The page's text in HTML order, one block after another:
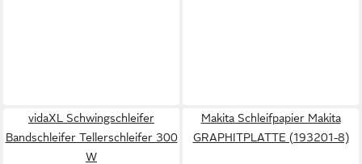
vidaXL Schwingschleifer
Bandschleifer Tellerschleifer 300
W
Makita Schleifpapier Makita
GRAPHITPLATTE (193201-8)